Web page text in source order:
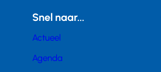
Snel naar...
Actueel
Agenda